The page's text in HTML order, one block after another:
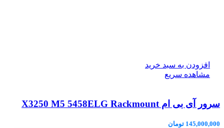
افزودن به سبد خرید
مشاهده سریع
سرور آی بی ام X3250 M5 5458ELG Rackmount
145,000,000 تومان